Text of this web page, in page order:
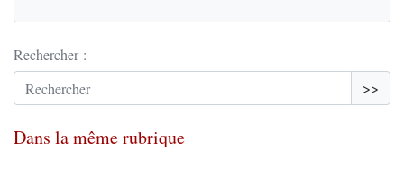
Rechercher :
>>
Dans la même rubrique